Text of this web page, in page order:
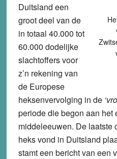
Duitsland een
groot deel van de
in totaal 40.000 tot
60.000 dodelijke
slachtoffers voor
z’n rekening van
de Europese
heksenvervolging in de
periode die begon aan het
middeleeuwen. De laatste
heks vond in Duitsland
stamt een bericht van een